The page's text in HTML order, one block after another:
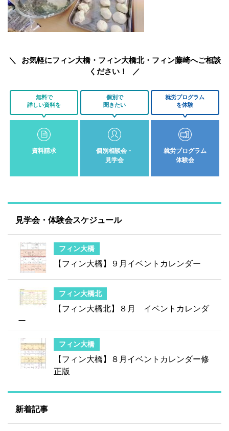
お気軽にフィン大橋・フィン大橋北・フィン藤崎へご相談
ください！
無料で
詳しい資料を
資料請求
個別で
聞きたい
個別相談会・
見学会
就労プログラム
を体験
就労プログラム
体験会
見学会・体験会スケジュール
フィン大橋
【フィン大橋】９月イベントカレンダー
フィン大橋北
【フィン大橋北】８月 イベントカレンダ
ー
フィン大橋
【フィン大橋】８月イベントカレンダー修
正版
新着記事